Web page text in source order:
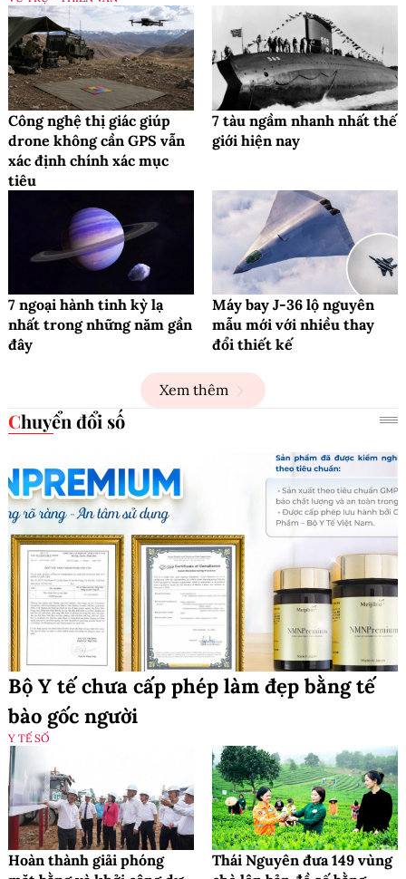
Công nghệ thị giác giúp
drone không cần GPS vẫn
xác định chính xác mục
tiêu
7 tàu ngầm nhanh nhất thế
giới hiện nay
7 ngoại hành tinh kỳ lạ
nhất trong những năm gần
đây
Máy bay J-36 lộ nguyên
mẫu mới với nhiều thay
đổi thiết kế
Xem thêm
Chuyển đổi số
Bộ Y tế chưa cấp phép làm đẹp bằng tế
bào gốc người
Y TẾ SỐ
Hoàn thành giải phóng
Thái Nguyên đưa 149 vùng